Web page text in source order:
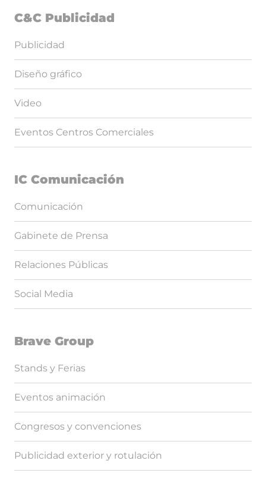
C&C Publicidad
Publicidad
Diseño gráfico
Video
Eventos Centros Comerciales
IC Comunicación
Comunicación
Gabinete de Prensa
Relaciones Públicas
Social Media
Brave Group
Stands y Ferias
Eventos animación
Congresos y convenciones
Publicidad exterior y rotulación